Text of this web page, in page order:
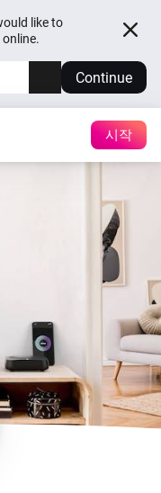
like to
Continue
시작